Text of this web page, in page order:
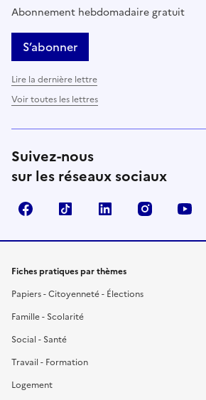
Abonnement hebdomadaire gratuit
S’abonner
Lire la dernière lettre
Voir toutes les lettres
Suivez-nous
sur les réseaux sociaux
FacebookTikTok LinkedIn Instagram
Fiches pratiques par thèmes
Papiers - Citoyenneté - Élections
Famille - Scolarité
Social - Santé
Travail - Formation
Logement